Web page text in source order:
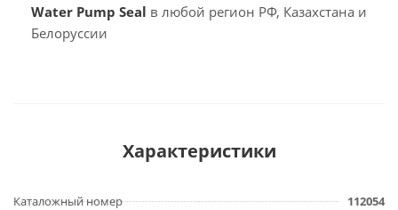
Water Pump Seal в любой регион РФ, Казахстана и
Белоруссии
Характеристики
Каталожный номер 112054